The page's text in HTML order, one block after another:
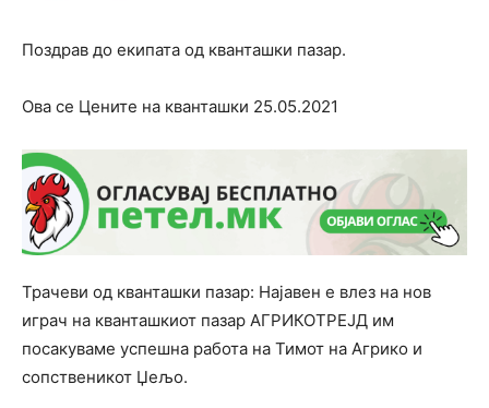
Поздрав до екипата од кванташки пазар.
Ова се Цените на кванташки 25.05.2021
Трачеви од кванташки пазар: Најавен е влез на нов
играч на кванташкиот пазар АГРИКОТРЕЈД им
посакуваме успешна работа на Тимот на Агрико и
сопственикот Џељо.